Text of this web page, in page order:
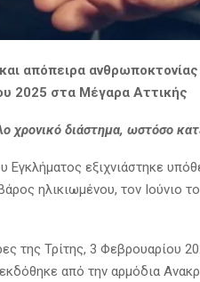
απόπειρα
2025 στα Μέγαρα Αττικής
χρονικό διάστημα, ωστόσο
εξιχνιάστηκε
ηλικιωμένου, τον Ιούνιο
της Τρίτης, 3 Φεβρουαρίου
από την αρμόδια